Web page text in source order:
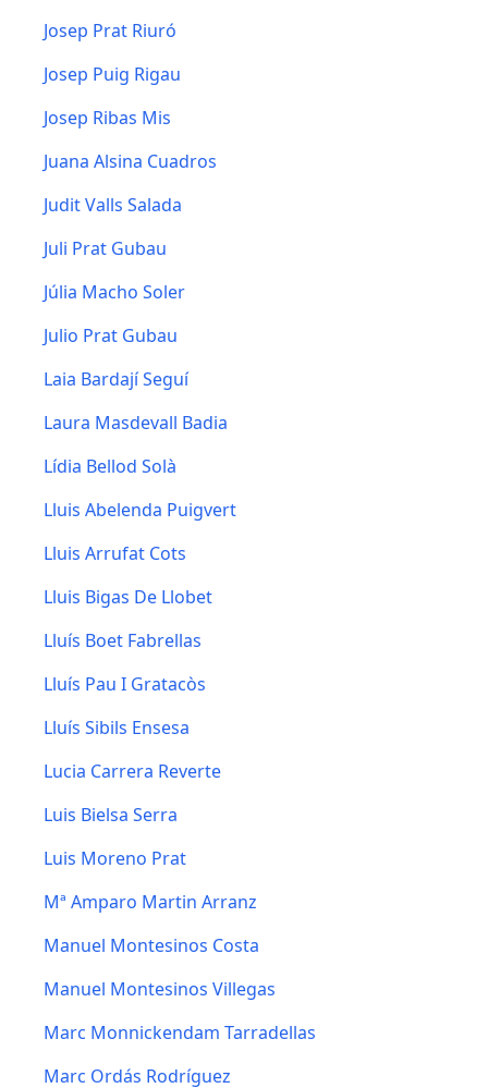
Josep Prat Riuró
Josep Puig Rigau
Josep Ribas Mis
Juana Alsina Cuadros
Judit Valls Salada
Juli Prat Gubau
Júlia Macho Soler
Julio Prat Gubau
Laia Bardají Seguí
Laura Masdevall Badia
Lídia Bellod Solà
Lluis Abelenda Puigvert
Lluis Arrufat Cots
Lluis Bigas De Llobet
Lluís Boet Fabrellas
Lluís Pau I Gratacòs
Lluís Sibils Ensesa
Lucia Carrera Reverte
Luis Bielsa Serra
Luis Moreno Prat
Mª Amparo Martin Arranz
Manuel Montesinos Costa
Manuel Montesinos Villegas
Marc Monnickendam Tarradellas
Marc Ordás Rodríguez